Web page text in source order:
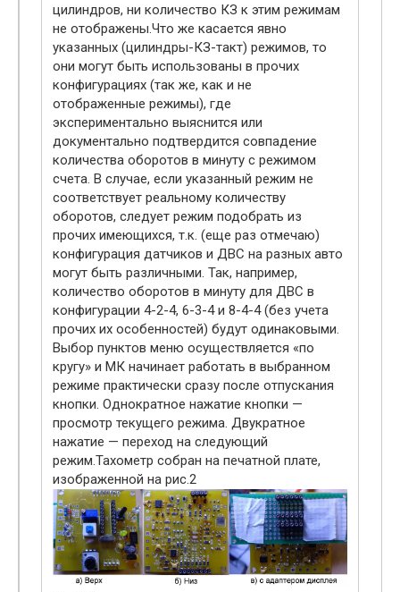
цилиндров, ни количество КЗ к этим режимам
не отображены.Что же касается явно
указанных (цилиндры-КЗ-такт) режимов, то
они могут быть использованы в прочих
конфигурациях (так же, как и не
отображенные режимы), где
экспериментально выяснится или
документально подтвердится совпадение
количества оборотов в минуту с режимом
счета. В случае, если указанный режим не
соответствует реальному количеству
оборотов, следует режим подобрать из
прочих имеющихся, т.к. (еще раз отмечаю)
конфигурация датчиков и ДВС на разных авто
могут быть различными. Так, например,
количество оборотов в минуту для ДВС в
конфигурации 4-2-4, 6-3-4 и 8-4-4 (без учета
прочих их особенностей) будут одинаковыми.
Выбор пунктов меню осуществляется «по
кругу» и МК начинает работать в выбранном
режиме практически сразу после отпускания
кнопки. Однократное нажатие кнопки —
просмотр текущего режима. Двукратное
нажатие — переход на следующий
режим.Тахометр собран на печатной плате,
изображенной на рис.2